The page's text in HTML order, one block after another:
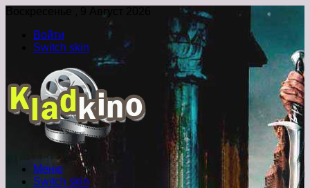
Воскресенье , 9 Август 2026
Войти
Switch skin
Меню
Switch skin